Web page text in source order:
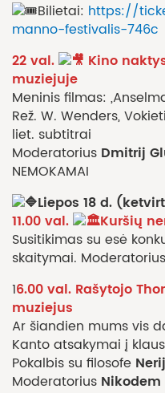
Bilietai: https://
manno-festivalis-746c
22 val.
Kino
muziejuje
Meninis filmas:
Rež. W. Wenders,
liet. subtitrai
Moderatorius Dmitrij
NEMOKAMAI
Liepos 18 d.
11.00 val.
Kuršių
Susitikimas su esė
skaitymai. Moderatorius
16.00 val. Rašytojo
muziejus
Ar šiandien mums vis
Kanto atsakymai į
Pokalbis su filosofe
Moderatorius Nikodem